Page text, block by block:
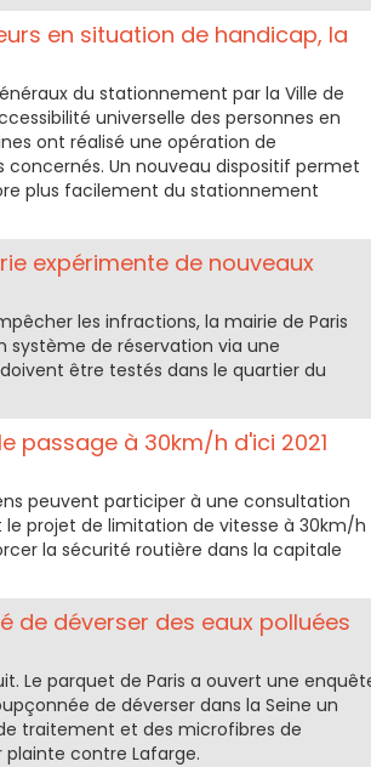
en situation de handicap, la
du stationnement par la Ville de
universelle des personnes en
ont réalisé une opération de
Un nouveau dispositif permet
plus facilement du stationnement
expérimente de nouveaux
les infractions, la mairie de Paris
système de réservation via une
être testés dans le quartier du
passage à 30km/h d'ici 2021
peuvent participer à une consultation
projet de limitation de vitesse à 30km/h
la sécurité routière dans la capitale
de déverser des eaux polluées
Le parquet de Paris a ouvert une
de déverser dans la Seine un
traitement et des microfibres de
plainte contre Lafarge.